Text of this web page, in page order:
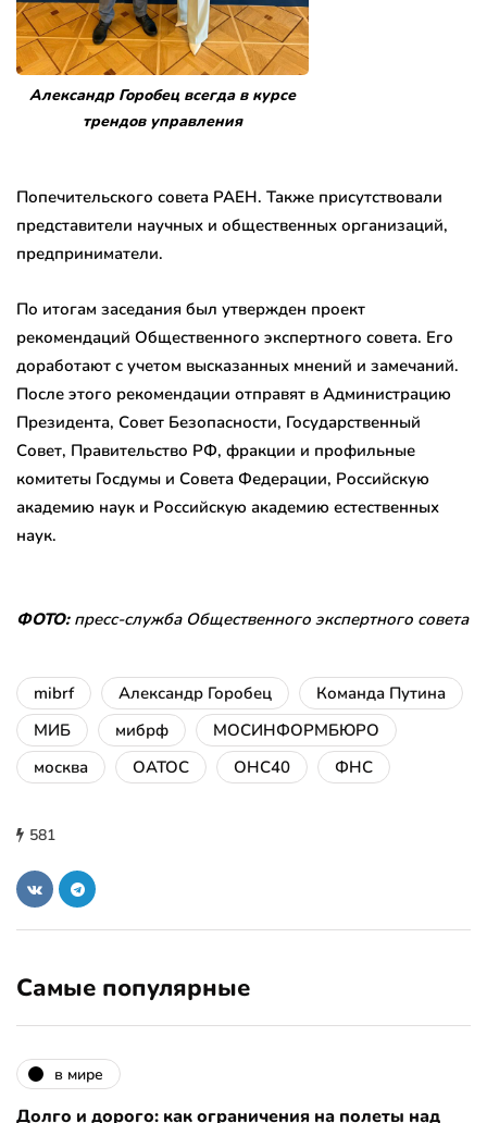
Александр Горобец всегда в курсе
трендов управления
Попечительского совета РАЕН. Также присутствовали
представители научных и общественных организаций,
предприниматели.
По итогам заседания был утвержден проект
рекомендаций Общественного экспертного совета. Его
доработают с учетом высказанных мнений и замечаний.
После этого рекомендации отправят в Администрацию
Президента, Совет Безопасности, Государственный
Совет, Правительство РФ, фракции и профильные
комитеты Госдумы и Совета Федерации, Российскую
академию наук и Российскую академию естественных
наук.
ФОТО: пресс-служба Общественного экспертного совета
mibrf Александр Горобец
Команда Путина
МИБ
мибрф
МОСИНФОРМБЮРО
москва
ОАТОС ОНС40 ФНС
581
Самые популярные
в мире
Долго и дорого: как ограничения на полеты над